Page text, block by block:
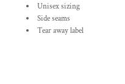
Unisex sizing
Side seams
Tear away label